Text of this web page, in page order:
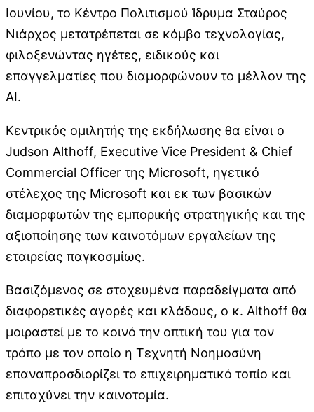
Ιουνίου, το Κέντρο Πολιτισμού Ίδρυμα Σταύρος
Νιάρχος μετατρέπεται σε κόμβο τεχνολογίας,
φιλοξενώντας ηγέτες, ειδικούς και
επαγγελματίες που διαμορφώνουν το μέλλον της
AI.
Κεντρικός ομιλητής της εκδήλωσης θα είναι ο
Judson Althoff, Executive Vice President & Chief
Commercial Officer της Microsoft, ηγετικό
στέλεχος της Microsoft και εκ των βασικών
διαμορφωτών της εμπορικής στρατηγικής και της
αξιοποίησης των καινοτόμων εργαλείων της
εταιρείας παγκοσμίως.
Βασιζόμενος σε στοχευμένα παραδείγματα από
διαφορετικές αγορές και κλάδους, ο κ. Althoff θα
μοιραστεί με το κοινό την οπτική του για τον
τρόπο με τον οποίο η Τεχνητή Νοημοσύνη
επαναπροσδιορίζει το επιχειρηματικό τοπίο και
επιταχύνει την καινοτομία.